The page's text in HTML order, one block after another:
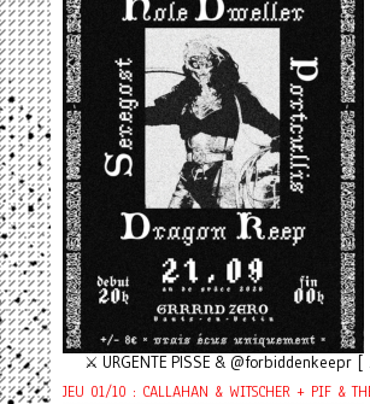
⚔️ URGENTE PISSE & @forbiddenkeepr [
JEU 01/10 : CALLAHAN & WITSCHER + PIF &